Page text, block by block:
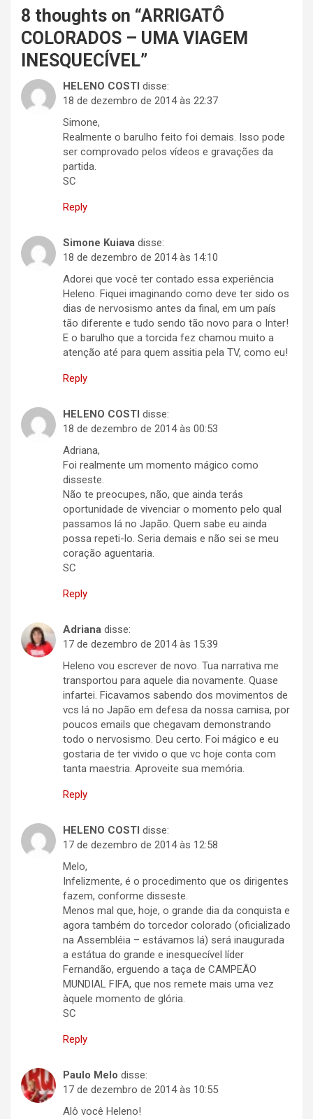
8 thoughts on “ARRIGATÔ
COLORADOS – UMA VIAGEM
INESQUECÍVEL”
HELENO COSTI disse:
18 de dezembro de 2014 às 22:37
Simone,
Realmente o barulho feito foi demais. Isso pode
ser comprovado pelos vídeos e gravações da
partida.
SC
Reply
Simone Kuiava disse:
18 de dezembro de 2014 às 14:10
Adorei que você ter contado essa experiência
Heleno. Fiquei imaginando como deve ter sido os
dias de nervosismo antes da final, em um país
tão diferente e tudo sendo tão novo para o Inter!
E o barulho que a torcida fez chamou muito a
atenção até para quem assitia pela TV, como eu!
Reply
HELENO COSTI disse:
18 de dezembro de 2014 às 00:53
Adriana,
Foi realmente um momento mágico como
disseste.
Não te preocupes, não, que ainda terás
oportunidade de vivenciar o momento pelo qual
passamos lá no Japão. Quem sabe eu ainda
possa repeti-lo. Seria demais e não sei se meu
coração aguentaria.
SC
Reply
Adriana disse:
17 de dezembro de 2014 às 15:39
Heleno vou escrever de novo. Tua narrativa me
transportou para aquele dia novamente. Quase
infartei. Ficavamos sabendo dos movimentos de
vcs lá no Japão em defesa da nossa camisa, por
poucos emails que chegavam demonstrando
todo o nervosismo. Deu certo. Foi mágico e eu
gostaria de ter vivido o que vc hoje conta com
tanta maestria. Aproveite sua memória.
Reply
HELENO COSTI disse:
17 de dezembro de 2014 às 12:58
Melo,
Infelizmente, é o procedimento que os dirigentes
fazem, conforme disseste.
Menos mal que, hoje, o grande dia da conquista e
agora também do torcedor colorado (oficializado
na Assembléia – estávamos lá) será inaugurada
a estátua do grande e inesquecível líder
Fernandão, erguendo a taça de CAMPEÃO
MUNDIAL FIFA, que nos remete mais uma vez
àquele momento de glória.
SC
Reply
Paulo Melo disse:
17 de dezembro de 2014 às 10:55
Alô você Heleno!